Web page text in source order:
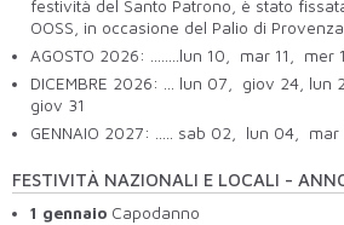
festività del Santo Patrono, è stato
OOSS, in occasione del Palio di
AGOSTO 2026: ........lun 10, mar 11,
DICEMBRE 2026: ... lun 07, giov 24, lun
giov 31
GENNAIO 2027: ..... sab 02, lun 04, mar
FESTIVITÀ NAZIONALI E LOCALI -
1 gennaio Capodanno